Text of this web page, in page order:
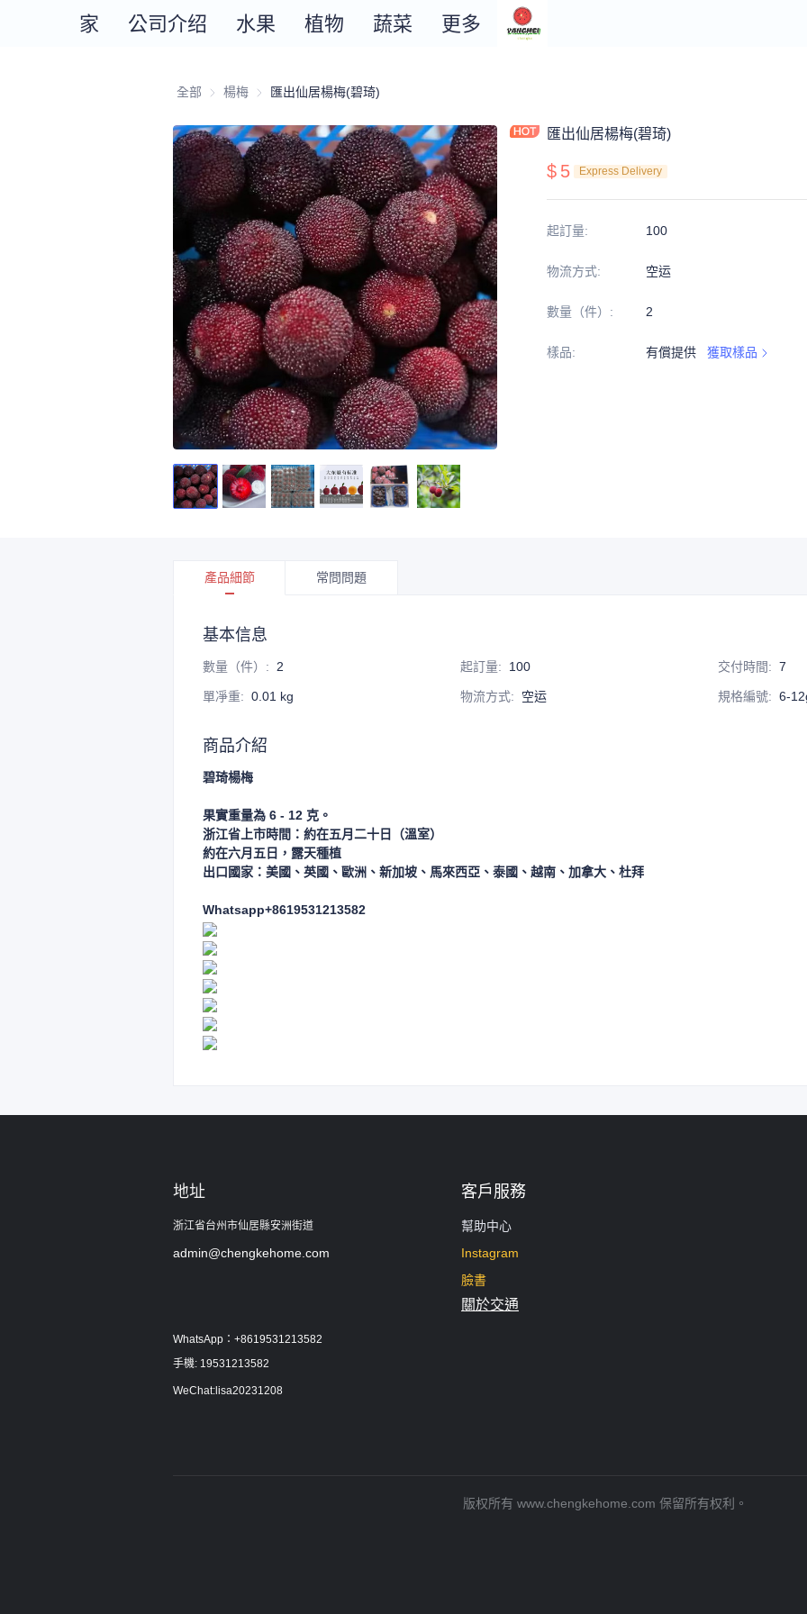
家 公司介绍 水果 植物 蔬菜 更多
全部 楊梅 楊梅匯出仙居楊梅(碧琦)
匯出仙居楊梅(碧琦)
$ 5 Express Delivery
起訂量: 100
物流方式: 空运
數量（件） : 2
樣品: 有償提供 獲取樣品
產品細節 常問問題
基本信息
數量（件） : 2 起訂量: 100 交付時間: 7
單凈重: 0.01 kg 物流方式: 空运 規格編號: 6-
商品介紹
碧琦楊梅
果實重量為 6 - 12 克。
浙江省上市時間：約在五月二十日（溫室）
約在六月五日，露天種植
出口國家：美國、英國、歐洲、新加坡、馬來西亞、泰國、越南、加拿大、杜拜
Whatsapp+8619531213582
地址
浙江省台州市仙居縣安洲街道
admin@chengkehome.com
客戶服務
幫助中心
Instagram
臉書
關於交通
WhatsApp：+8619531213582
手機: 19531213582
WeChat:lisa20231208
版权所有 www.chengkehome.com 保留所有权利。